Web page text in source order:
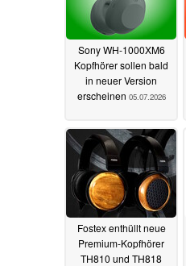
Sony WH-1000XM6
Kopfhörer sollen bald
in neuer Version
erscheinen 05.07.2026
Fostex enthüllt neue
Premium-Kopfhörer
TH810 und TH818